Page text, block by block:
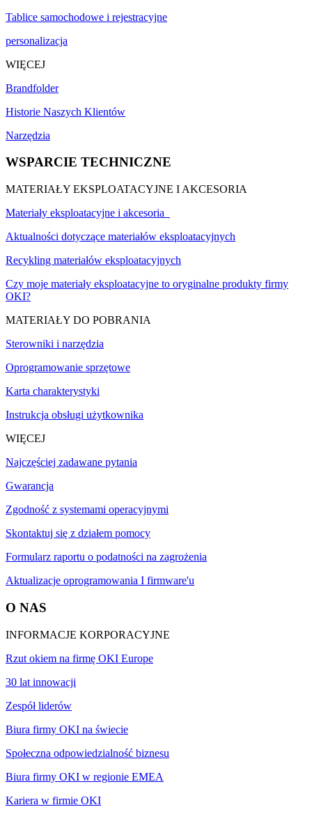
Tablice samochodowe i rejestracyjne
personalizacja
WIĘCEJ
Brandfolder
Historie Naszych Klientów
Narzędzia
WSPARCIE TECHNICZNE
MATERIAŁY EKSPLOATACYJNE I AKCESORIA
Materiały eksploatacyjne i akcesoria
Aktualności dotyczące materiałów eksploatacyjnych
Recykling materiałów eksploatacyjnych
Czy moje materiały eksploatacyjne to oryginalne produkty firmy
OKI?
MATERIAŁY DO POBRANIA
Sterowniki i narzędzia
Oprogramowanie sprzętowe
Karta charakterystyki
Instrukcja obsługi użytkownika
WIĘCEJ
Najczęściej zadawane pytania
Gwarancja
Zgodność z systemami operacyjnymi
Skontaktuj się z działem pomocy
Formularz raportu o podatności na zagrożenia
Aktualizacje oprogramowania I firmware'u
O NAS
INFORMACJE KORPORACYJNE
Rzut okiem na firmę OKI Europe
30 lat innowacji
Zespół liderów
Biura firmy OKI na świecie
Społeczna odpowiedzialność biznesu
Biura firmy OKI w regionie EMEA
Kariera w firmie OKI